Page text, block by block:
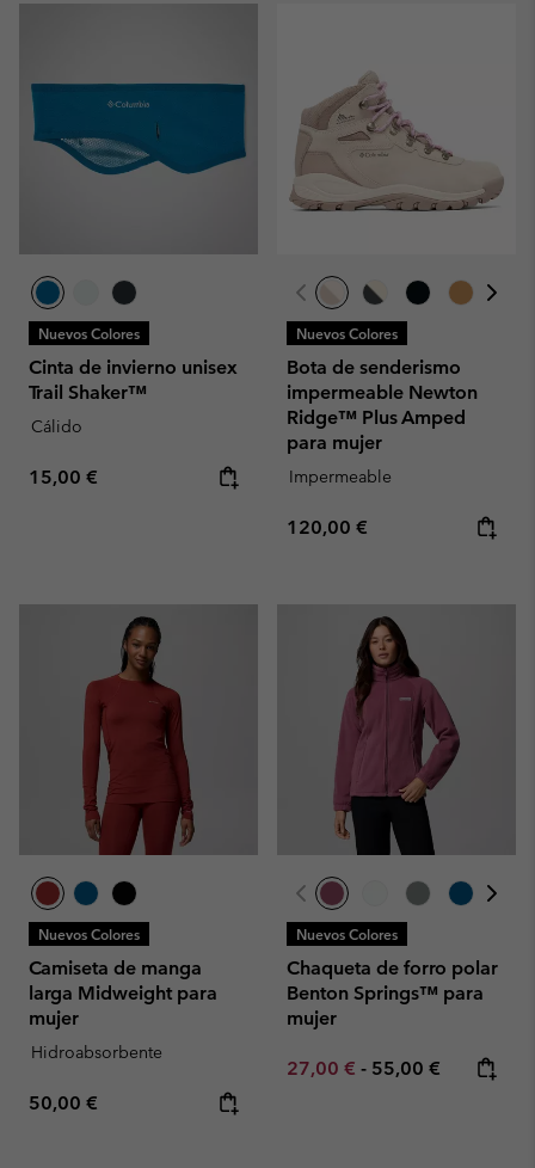
Nuevos Colores
Cinta de invierno unisex
Trail Shaker™
Cálido
Regular price:
15,00 €
Nuevos Colores
Bota de senderismo
impermeable Newton
Ridge™ Plus Amped
para mujer
Impermeable
Regular price:
120,00 €
Nuevos Colores
Camiseta de manga
larga Midweight para
mujer
Hidroabsorbente
Regular price:
50,00 €
Nuevos Colores
Chaqueta de forro polar
Benton Springs™ para
mujer
Minimum sale price:
27,00 € - Maximum price:
55,00 €